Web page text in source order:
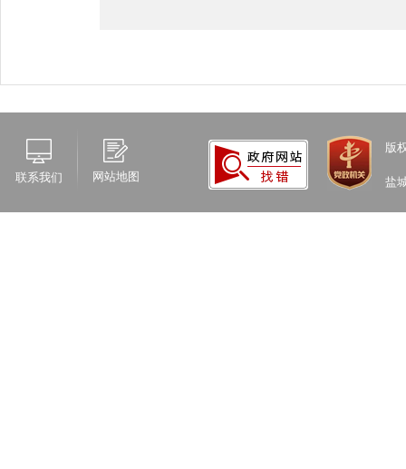
联系我们 网站地图
版
盐